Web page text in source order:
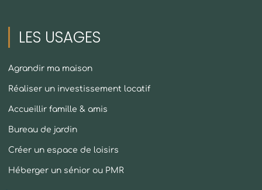
LES USAGES
Agrandir ma maison
Réaliser un investissement locatif
Accueillir famille & amis
Bureau de jardin
Créer un espace de loisirs
Héberger un sénior ou PMR